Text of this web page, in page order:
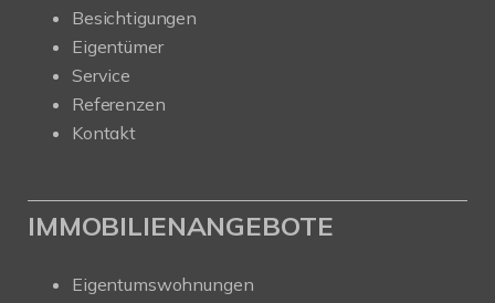
Besichtigungen
Eigentümer
Service
Referenzen
Kontakt
IMMOBILIENANGEBOTE
Eigentumswohnungen